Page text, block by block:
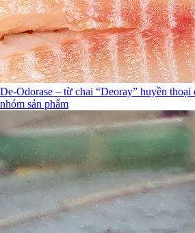
De-Odorase – từ chai “Deoray” huyền thoại
nhóm sản phẩm